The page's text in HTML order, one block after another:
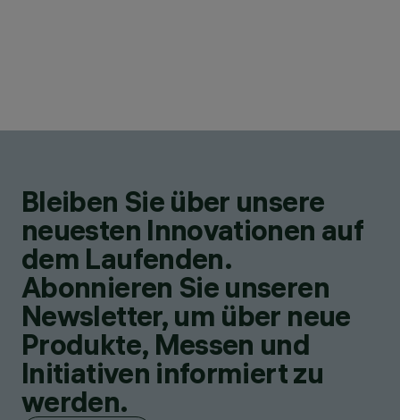
Bleiben Sie über unsere
neuesten Innovationen auf
dem Laufenden.
Abonnieren Sie unseren
Newsletter, um über neue
Produkte, Messen und
Initiativen informiert zu
werden.